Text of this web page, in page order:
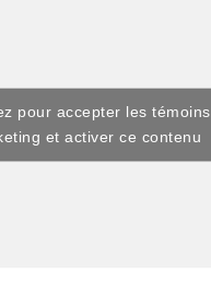
pour accepter les témoins
et activer ce contenu